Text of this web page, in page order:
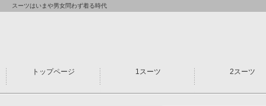
スーツはいまや男女問わず着る時代
トップページ 1スーツ 2スーツ